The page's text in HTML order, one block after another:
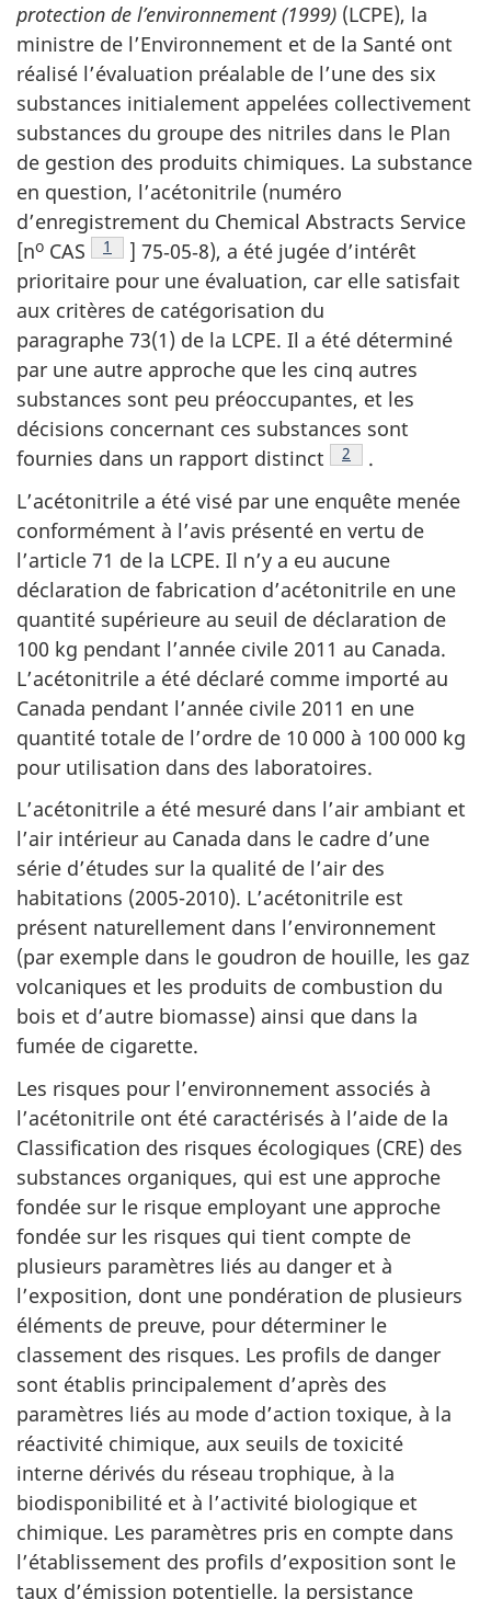
protection de l’environnement (1999) (LCPE), la
ministre de l’Environnement et de la Santé ont
réalisé l’évaluation préalable de l’une des six
substances initialement appelées collectivement
substances du groupe des nitriles dans le Plan
de gestion des produits chimiques. La substance
en question, l’acétonitrile (numéro
d’enregistrement du Chemical Abstracts Service
[no CAS Note de bas de page
1
] 75‑05‑8), a été jugée d’intérêt
prioritaire pour une évaluation, car elle satisfait
aux critères de catégorisation du
paragraphe 73(1) de la LCPE. Il a été déterminé
par une autre approche que les cinq autres
substances sont peu préoccupantes, et les
décisions concernant ces substances sont
fournies dans un rapport distinct
Note de bas de
2
.
L’acétonitrile a été visé par une enquête menée
conformément à l’avis présenté en vertu de
l’article 71 de la LCPE. Il n’y a eu aucune
déclaration de fabrication d’acétonitrile en une
quantité supérieure au seuil de déclaration de
100 kg pendant l’année civile 2011 au Canada.
L’acétonitrile a été déclaré comme importé au
Canada pendant l’année civile 2011 en une
quantité totale de l’ordre de 10 000 à 100 000 kg
pour utilisation dans des laboratoires.
L’acétonitrile a été mesuré dans l’air ambiant et
l’air intérieur au Canada dans le cadre d’une
série d’études sur la qualité de l’air des
habitations (2005-2010). L’acétonitrile est
présent naturellement dans l’environnement
(par exemple dans le goudron de houille, les gaz
volcaniques et les produits de combustion du
bois et d’autre biomasse) ainsi que dans la
fumée de cigarette.
Les risques pour l’environnement associés à
l’acétonitrile ont été caractérisés à l’aide de la
Classification des risques écologiques (CRE) des
substances organiques, qui est une approche
fondée sur le risque employant une approche
fondée sur les risques qui tient compte de
plusieurs paramètres liés au danger et à
l’exposition, dont une pondération de plusieurs
éléments de preuve, pour déterminer le
classement des risques. Les profils de danger
sont établis principalement d’après des
paramètres liés au mode d’action toxique, à la
réactivité chimique, aux seuils de toxicité
interne dérivés du réseau trophique, à la
biodisponibilité et à l’activité biologique et
chimique. Les paramètres pris en compte dans
l’établissement des profils d’exposition sont le
taux d’émission potentielle, la persistance